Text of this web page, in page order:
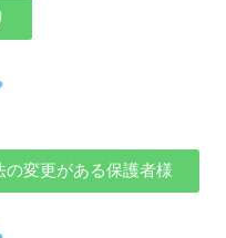
変更がある保護者様